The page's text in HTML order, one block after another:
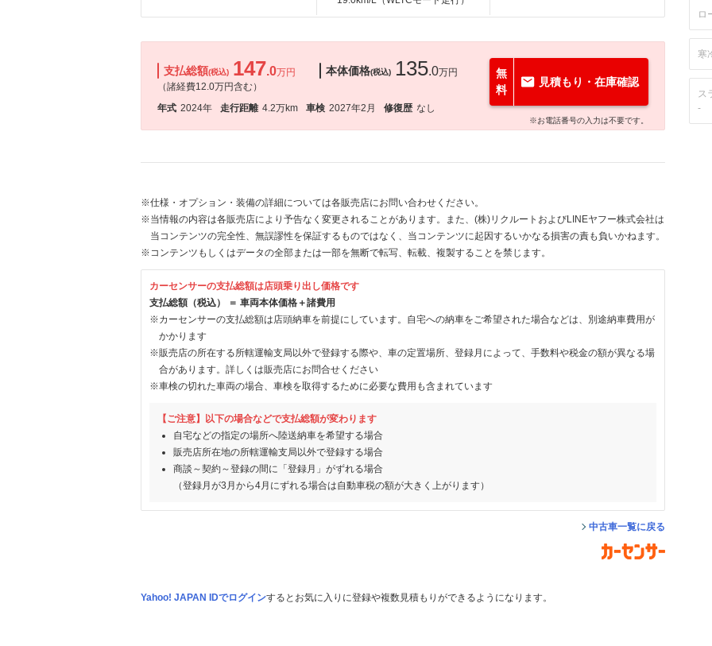
支払総額(税込) 147.0万円
（諸経費12.0万円含む）
本体価格(税込) 135.0万円
年式 2024年 走行距離 4.2万km 車検 2027年2月 修復歴 なし
無
料
見積もり・在庫確認
※お電話番号の入力は不要です。
※仕様・オプション・装備の詳細については各販売店にお問い合わせください。
※当情報の内容は各販売店により予告なく変更されることがあります。また、(株)リクルートおよびLINEヤフー株式会社は
当コンテンツの完全性、無誤謬性を保証するものではなく、当コンテンツに起因するいかなる損害の責も負いかねます。
※コンテンツもしくはデータの全部または一部を無断で転写、転載、複製することを禁じます。
カーセンサーの支払総額は店頭乗り出し価格です
支払総額（税込） ＝ 車両本体価格＋諸費用
※カーセンサーの支払総額は店頭納車を前提にしています。自宅への納車をご希望された場合などは、別途納車費用が
かかります
※販売店の所在する所轄運輸支局以外で登録する際や、車の定置場所、登録月によって、手数料や税金の額が異なる場
合があります。詳しくは販売店にお問合せください
※車検の切れた車両の場合、車検を取得するために必要な費用も含まれています
【ご注意】以下の場合などで支払総額が変わります
自宅などの指定の場所へ陸送納車を希望する場合
販売店所在地の所轄運輸支局以外で登録する場合
商談～契約～登録の間に「登録月」がずれる場合
（登録月が3月から4月にずれる場合は自動車税の額が大きく上がります）
中古車一覧に戻る
Yahoo! JAPAN IDでログインするとお気に入りに登録や複数見積もりができるようになります。
ロ
寒
ス
-